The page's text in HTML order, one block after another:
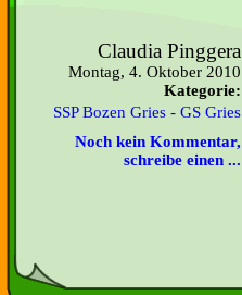
Claudia Pinggera
Montag, 4. Oktober 2010
Kategorie:
SSP Bozen Gries - GS Gries
Noch kein Kommentar,
schreibe einen ...